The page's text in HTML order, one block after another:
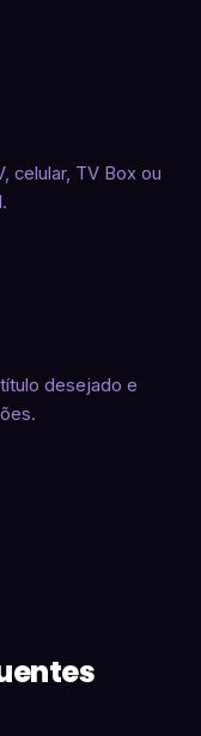
celular, TV Box ou
desejado e